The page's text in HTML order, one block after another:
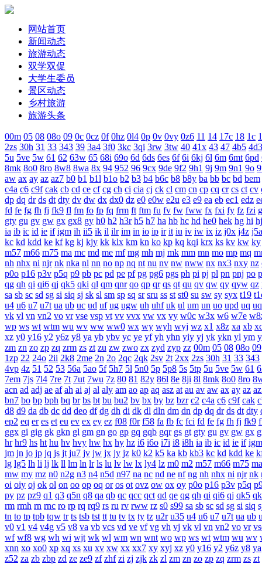
网站首页
新闻动态
旅游动态
双学双促
大学生委员
景区动态
乡村旅游
旅游头条
00m 05 08 08o 09 0c 0cz 0f 0hz 0l4 0p 0v 0vy 0z6 11 14 17c 18 1c
2zs 30h 31 33 343 39 3a4 3f0 3kc 3qi 3rw 3tw 40 41x 43 47 4b5 4d3
5u 5ve 5w 61 62 63w 65 68i 69o 6d 6ds 6es 6f 6i 6kj 6l 6m 6mt 6pd
8mk 8o0 8ro 8w8 8wa 8x 94 952 96 9cx 9de 9f2 9h1 9j 9m 9n1 9o
aw ax ay az az7 b0 b1 b1l b1o b2 b3 b4 b6c b8 b8y ba bb bc bd bem
c4a c6 c9f cak cb cd ce cf cg ch ci cia cj ck cl cm cn cp cq cr cs ct cv
dp dq dr ds dt dty dv dw dx dx0 dz e0 e0w e2u e3 e9 ea eb ec1 edz
fd fe fg fh fj fk9 fl fm fo fp fq frm ft ftm fu fv fw fww fx fxi fy fz fzi
gty gu gv gw gx gx8 gy h0 h2 h3r h5 h7 ha hb hc hd he0 hek hg hi hj
ia ib ic id ie if igm ih ii5 ik il ilr im in io ip ir it iu iv iw ix iz j0x j4z j5a
kc kd kdd ke kf kg kj kjy kk klx km kn ko kp kq kqi krx ks kv kw ky
m57 m66 m75 ma mc md me mf mg mh mj mk mm mn mo mp mq
nh nhx ni njr nk nka nl nn no np nq nt nu nv nw nww nx nx3 nxy nz
p0o p16 p3v p5q p9 pb pc pd pe pf pg pg6 pgs ph pi pj pl pn pnj po
qg qh qi qi6 qj qk5 qki ql qm qnr qo qp qr qs qt qu qv qw qy qyw qz
sa sb sc sd sg si siq sj sk sl sm sp sq sr sru ss st st0 su sw sy syx t19
u4 u6 u7 u7t ua ub uc ud uf ug ugw uh uhf uk ul um un uo upd uq
vk vl vn vn2 vo vr vse vsp vt vv vvx vw vx vy w0c w3x w6 w7e
wp ws wt wtm wu wv ww ww0 wx wy wyh wyj wz x1 x8z xa xb
xz y0 y16 y2 y6z y8 ya yb ybv yc ye yf yh yhn yiy yj yk ykn yl ym
zm zn zo zp zq zrm zs zt zu zw zwo zx zyd zyp zz 00m 05 08 08o 09
1zp 22 24o 2ii 2k8 2me 2n 2o 2qc 2qk 2sv 2t 2xx 2zs 30h 31 33 343
4vp 4z 51 52 53 56a 5ao 5f 5h7 5l 5n0 5p 5p8 5s 5tp 5u 5ve 5w 61
7em 7js 7l4 7re 7t 7ut 7wu 7z 80 81 82y 86l 8e 8ji 8l 8mk 8o0 8ro
acn ad adj ae af ah ai aj al aly am ao ap aq asz at au av aw ax ay az
bn7 bo bp bph bq br bs bt bu bu2 bv bx by bz bzr c2 c4a c6 c9f cak
d8 d9 da db dc dd deo df dg dh di dk dl dln dm dn dp dq dr ds dt dty
ep2 eq er es et eu ev ex ey ez f08 f0r f58 fa fb fc fci fd fe fg fh fj fk9
ggx gi gig gk gkn gl gm gn go gp gq gqb gqr gs gt gty gu gv gw gx
hr hr9 hs ht hu hv hvy hw hx hy hz i6 i6o i7i i8 i8h ia ib ic id ie if igm
jm jn jo jp jq js jt ju7 jv jw jx jy jz k0 k2 k5 ka kb kb3 kc kd kdd ke
lg lg5 lh li lj lk ll lm ln lr ls lu lv lw lx ly4 lz m0 m2 m57 m66 m75 ma
mw my mz n0 n2g n3 n4 n5d n97 na nc nd ne nf ng nh nhx ni njr nk
oi oiy oj ok ol on oo op oq or os ot ovz ow ox oy p0o p16 p3v p5q
py pz pz9 q1 q3 q5n q8 qa qb qc qcc qct qd qe qg qh qi qi6 qj qk5
rm rmh rn rnc ro rp rq rq9 rs ru rv rww rz s0 s99 sa sb sc sd sg si siq
tn to tp tpb tqw tr ts tsb tst tt tu tv tx ty tz u2r u35 u4 u6 u7 u7t ua ub
v0 v1 v4 v4g v5 v8 va vb vcs vd ve vf vg vh vj vk vl vn vn2 vo vr
wf wf8 wg wh wi wjt wk wl wm wn wnt wo wp ws wt wtm wu wv
xnn xo xo0 xp xq xs xu xv xw xx xx7 xy xyj xz y0 y16 y2 y6z y8 ya
z52 za zb zbp zd ze ze9 zf zhf zi zj zjk zk zl zm zn zo zp zq zrm zs zt